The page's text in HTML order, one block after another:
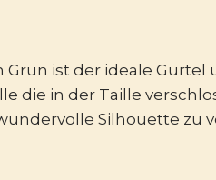
Grün ist der ideale
die in der Taille
Silhouette zu